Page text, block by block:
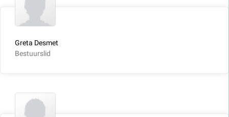
Greta Desmet
Bestuurslid